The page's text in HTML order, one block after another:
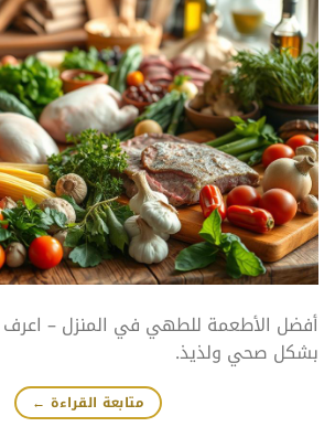
أفضل الأطعمة للطهي في المنزل – اعرف
بشكل صحي ولذيذ.
متابعة القراءة ←